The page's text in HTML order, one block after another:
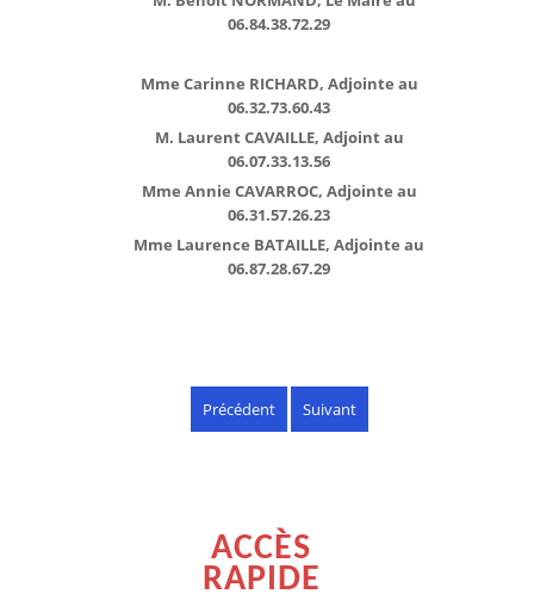
06.84.38.72.29
Mme Carinne RICHARD, Adjointe au
06.32.73.60.43
M. Laurent CAVAILLE, Adjoint au
06.07.33.13.56
Mme Annie CAVARROC, Adjointe au
06.31.57.26.23
Mme Laurence BATAILLE, Adjointe au
06.87.28.67.29
Précédent Suivant
ACCÈS
RAPIDE